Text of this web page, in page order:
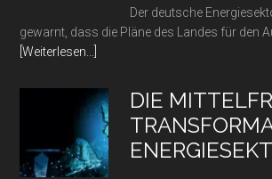
sinken
die
Der deutsche
gewarnt, dass die Pläne des Landes für den
[Weiterlesen...]
Plugin
Sind
die
Ansprüche
an
DIE